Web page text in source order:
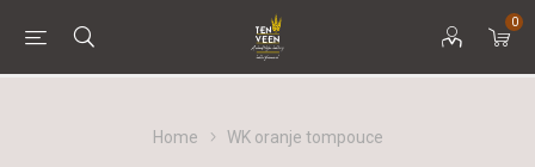
0
Home WK oranje tompouce